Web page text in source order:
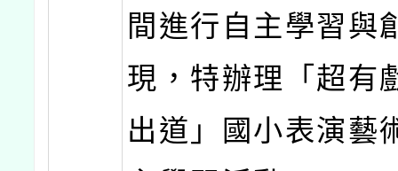
間進行自主學習與
現，特辦理「超有
出道」國小表演藝